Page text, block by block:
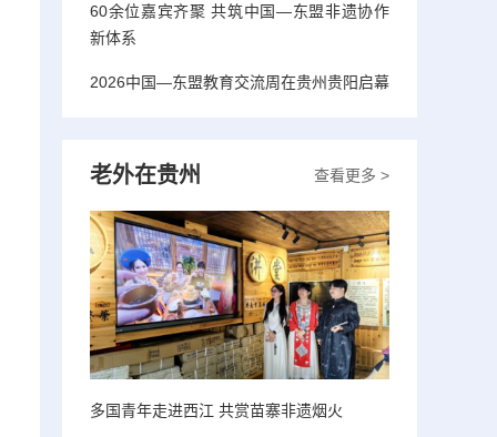
60余位嘉宾齐聚 共筑中国—东盟非遗协作
新体系
2026中国—东盟教育交流周在贵州贵阳启幕
查看更多 >
老外在贵州
多国青年走进西江 共赏苗寨非遗烟火